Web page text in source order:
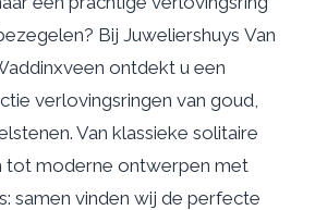
Bij Juweliershuys Van
ontdekt u een
verlovingsringen van goud,
Van klassieke solitaire
tot moderne ontwerpen met
samen vinden wij de perfecte